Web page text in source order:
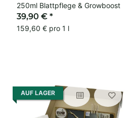
250ml Blattpflege & Growboost
39,90 € *
159,60 € pro 1 l
AUF LAGER